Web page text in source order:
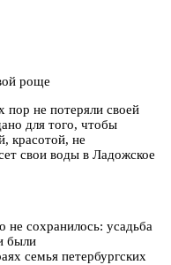
роще
пор не потеряли своей
для того, чтобы
красотой, не
свои воды в Ладожское
не сохранилось: усадьба
были
семья петербургских